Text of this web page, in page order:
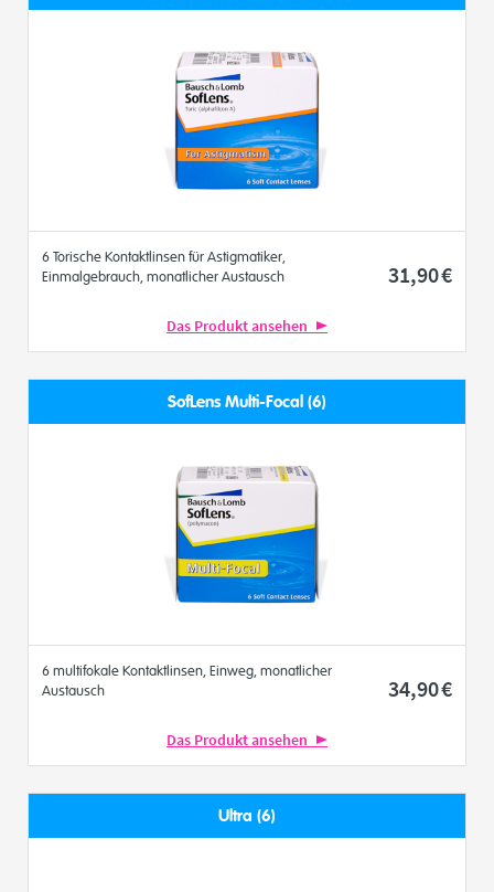
6 Torische Kontaktlinsen für Astigmatiker,
Einmalgebrauch, monatlicher Austausch
31,90€
Das Produkt ansehen
SofLens Multi-Focal (6)
6 multifokale Kontaktlinsen, Einweg, monatlicher
Austausch
34,90€
Das Produkt ansehen
Ultra (6)